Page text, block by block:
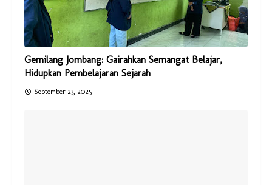
Gemilang Jombang: Gairahkan Semangat Belajar,
Hidupkan Pembelajaran Sejarah
September 23, 2025